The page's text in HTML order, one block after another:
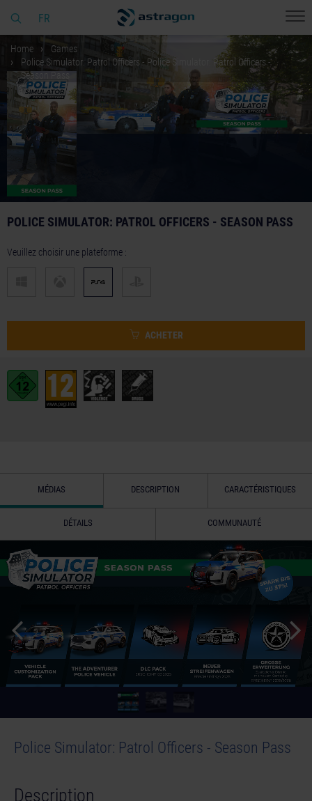
FR
Home
Games
Police Simulator: Patrol Officers - Police Simulator: Patrol Officers -
Season Pass
POLICE SIMULATOR: PATROL OFFICERS - SEASON PASS
Veuillez choisir une plateforme :
ACHETER
MÉDIAS DESCRIPTION CARACTÉRISTIQUES
DÉTAILS COMMUNAUTÉ
Police Simulator: Patrol Officers - Season Pass
Description